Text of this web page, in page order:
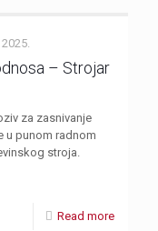
– Strojar
za zasnivanje
u punom radnom
stroja.
Read more